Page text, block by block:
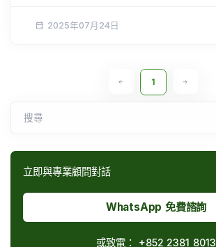
2025年07月24日
1
搜尋
立即與專業顧問對話
WhatsApp 免費諮詢
或致電： +852 2381 8013